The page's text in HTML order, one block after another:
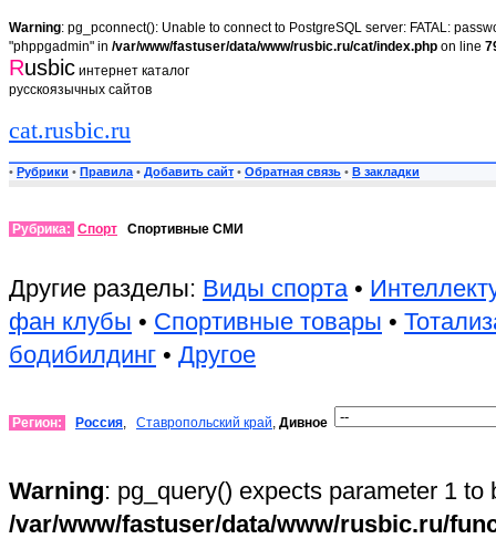
Warning: pg_pconnect(): Unable to connect to PostgreSQL server: FATAL:
"phppgadmin" in /var/www/fastuser/data/www/rusbic.ru/cat/index.php on line
Rusbic интернет каталог
русскоязычных сайтов
cat.rusbic.ru
• Рубрики • Правила • Добавить сайт • Обратная связь • В закладки
Рубрика: Спорт Спортивные СМИ
Другие разделы: Виды спорта•
фан клубы • Спортивные товары •
бодибилдинг • Другое
Регион: Россия, Ставропольский край, Дивное
Warning: pg_query() expects parameter 1
/var/www/fastuser/data/www/rusbic.ru/